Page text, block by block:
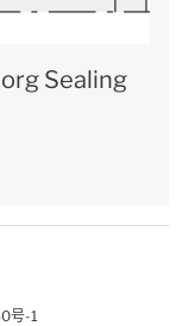
Sealing
号-1